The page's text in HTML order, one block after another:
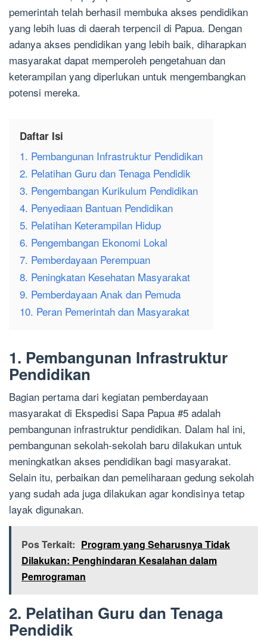
pemerintah telah berhasil membuka akses pendidikan
yang lebih luas di daerah terpencil di Papua. Dengan
adanya akses pendidikan yang lebih baik, diharapkan
masyarakat dapat memperoleh pengetahuan dan
keterampilan yang diperlukan untuk mengembangkan
potensi mereka.
Daftar Isi
1. Pembangunan Infrastruktur Pendidikan
2. Pelatihan Guru dan Tenaga Pendidik
3. Pengembangan Kurikulum Pendidikan
4. Penyediaan Bantuan Pendidikan
5. Pelatihan Keterampilan Hidup
6. Pengembangan Ekonomi Lokal
7. Pemberdayaan Perempuan
8. Peningkatan Kesehatan Masyarakat
9. Pemberdayaan Anak dan Pemuda
10. Peran Pemerintah dan Masyarakat
1. Pembangunan Infrastruktur
Pendidikan
Bagian pertama dari kegiatan pemberdayaan
masyarakat di Ekspedisi Sapa Papua #5 adalah
pembangunan infrastruktur pendidikan. Dalam hal ini,
pembangunan sekolah-sekolah baru dilakukan untuk
meningkatkan akses pendidikan bagi masyarakat.
Selain itu, perbaikan dan pemeliharaan gedung sekolah
yang sudah ada juga dilakukan agar kondisinya tetap
layak digunakan.
Pos Terkait: Program yang Seharusnya Tidak
Dilakukan: Penghindaran Kesalahan dalam
Pemrograman
2. Pelatihan Guru dan Tenaga
Pendidik